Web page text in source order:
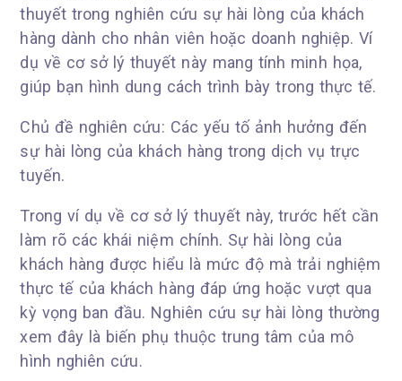
thuyết trong nghiên cứu sự hài lòng của khách
hàng dành cho nhân viên hoặc doanh nghiệp. Ví
dụ về cơ sở lý thuyết này mang tính minh họa,
giúp bạn hình dung cách trình bày trong thực tế.
Chủ đề nghiên cứu: Các yếu tố ảnh hưởng đến
sự hài lòng của khách hàng trong dịch vụ trực
tuyến.
Trong ví dụ về cơ sở lý thuyết này, trước hết cần
làm rõ các khái niệm chính. Sự hài lòng của
khách hàng được hiểu là mức độ mà trải nghiệm
thực tế của khách hàng đáp ứng hoặc vượt qua
kỳ vọng ban đầu. Nghiên cứu sự hài lòng thường
xem đây là biến phụ thuộc trung tâm của mô
hình nghiên cứu.